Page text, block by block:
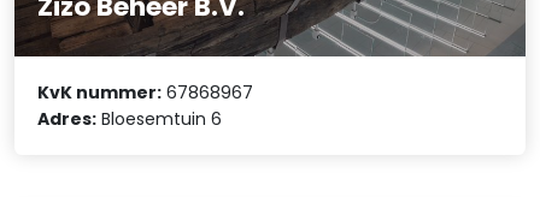
KvK nummer: 67868967
Adres: Bloesemtuin 6